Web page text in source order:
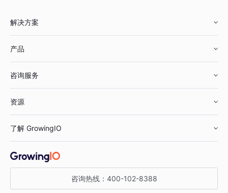
解决方案
鞋服行业
汽车行业
金融行业
产品
智能运营
获客分析
咨询服务
资源
增长公开课
增长博客
了解 GrowingIO
关于 GrowingIO
增长大会
咨询热线： 400-102-8388